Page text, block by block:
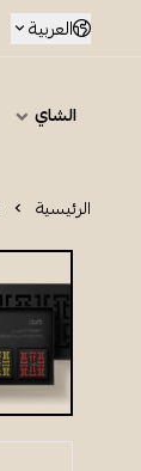
العربية
الشاي
الرئيسية